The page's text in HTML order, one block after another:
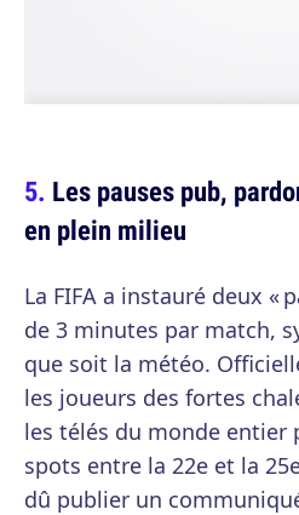
Les pauses pub,
en plein milieu
La FIFA a instauré deux «
de 3 minutes par match,
que soit la météo.
les joueurs des fortes
les télés du monde entier
spots entre la 22e et la
dû publier un